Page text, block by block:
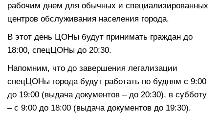
рабочим днем для обычных и специализированных
центров обслуживания населения города.
В этот день ЦОНы будут принимать граждан до
18:00, спецЦОНы до 20:30.
Напомним, что до завершения легализации
спецЦОНы города будут работать по будням с 9:00
до 19:00 (выдача документов – до 20:30), в субботу
– с 9:00 до 18:00 (выдача документов до 19:30).